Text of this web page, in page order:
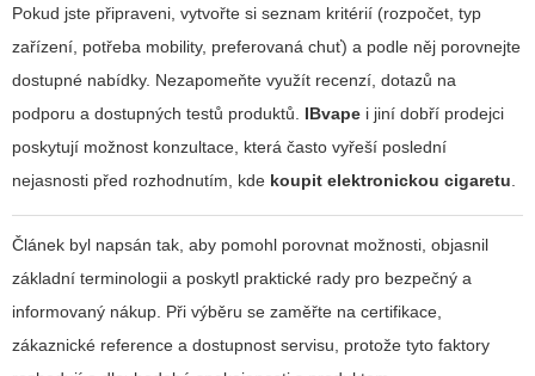
Pokud jste připraveni, vytvořte si seznam kritérií (rozpočet, typ
zařízení, potřeba mobility, preferovaná chuť) a podle něj porovnejte
dostupné nabídky. Nezapomeňte využít recenzí, dotazů na
podporu a dostupných testů produktů. IBvape i jiní dobří prodejci
poskytují možnost konzultace, která často vyřeší poslední
nejasnosti před rozhodnutím, kde koupit elektronickou cigaretu
Článek byl napsán tak, aby pomohl porovnat možnosti, objasnil
základní terminologii a poskytl praktické rady pro bezpečný a
informovaný nákup. Při výběru se zaměřte na certifikace,
zákaznické reference a dostupnost servisu, protože tyto faktory